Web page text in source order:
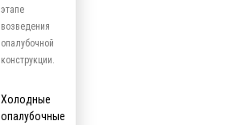
этапе
возведения
опалубочной
конструкции.
Холодные
опалубочные